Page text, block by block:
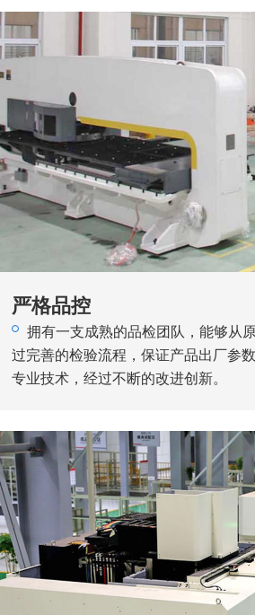
严格品控
拥有一支成熟的品检团队，能够从
过完善的检验流程，保证产品出厂参
专业技术，经过不断的改进创新。